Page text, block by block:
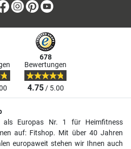
Facebook
Instagram
Pinterest
678
Bewertungen
4.75/ 5.00
Europas Nr. 1 für Heimfitness
auf: Fitshop. Mit über 40 Jahren
europaweit stehen wir Ihnen auch